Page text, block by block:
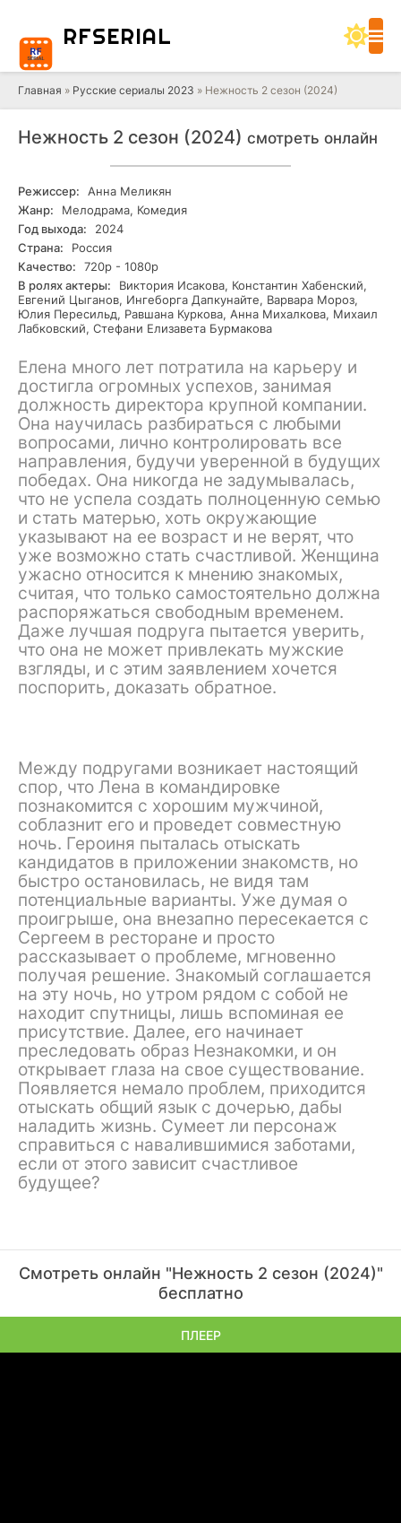
RFSERIAL
Главная » Русские сериалы 2023 » Нежность 2 сезон (2024)
Нежность 2 сезон (2024) смотреть онлайн
Режиссер:
Анна Меликян
Жанр:
Мелодрама, Комедия
Год выхода:
2024
Страна:
Россия
Качество:
720р - 1080р
В ролях актеры:
Виктория Исакова, Константин Хабенский,
Евгений Цыганов, Ингеборга Дапкунайте, Варвара Мороз,
Юлия Пересильд, Равшана Куркова, Анна Михалкова, Михаил
Лабковский, Стефани Елизавета Бурмакова
Елена много лет потратила на карьеру и
достигла огромных успехов, занимая
должность директора крупной компании.
Она научилась разбираться с любыми
вопросами, лично контролировать все
направления, будучи уверенной в будущих
победах. Она никогда не задумывалась,
что не успела создать полноценную семью
и стать матерью, хоть окружающие
указывают на ее возраст и не верят, что
уже возможно стать счастливой. Женщина
ужасно относится к мнению знакомых,
считая, что только самостоятельно должна
распоряжаться свободным временем.
Даже лучшая подруга пытается уверить,
что она не может привлекать мужские
взгляды, и с этим заявлением хочется
поспорить, доказать обратное.
Между подругами возникает настоящий
спор, что Лена в командировке
познакомится с хорошим мужчиной,
соблазнит его и проведет совместную
ночь. Героиня пыталась отыскать
кандидатов в приложении знакомств, но
быстро остановилась, не видя там
потенциальные варианты. Уже думая о
проигрыше, она внезапно пересекается с
Сергеем в ресторане и просто
рассказывает о проблеме, мгновенно
получая решение. Знакомый соглашается
на эту ночь, но утром рядом с собой не
находит спутницы, лишь вспоминая ее
присутствие. Далее, его начинает
преследовать образ Незнакомки, и он
открывает глаза на свое существование.
Появляется немало проблем, приходится
отыскать общий язык с дочерью, дабы
наладить жизнь. Сумеет ли персонаж
справиться с навалившимися заботами,
если от этого зависит счастливое
будущее?
Смотреть онлайн "Нежность 2 сезон (2024)"
бесплатно
ПЛЕЕР